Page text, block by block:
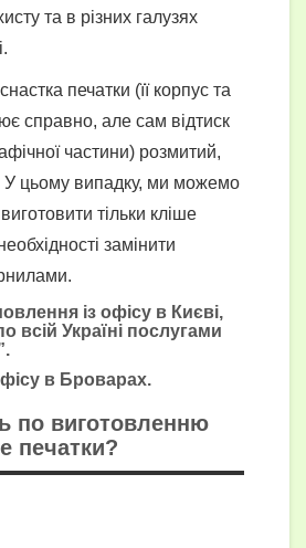
та в різних галузях
печатки (її корпус та
справно, але сам відтиск
частини) розмитий,
У цьому випадку, ми можемо
тільки кліше
замінити
із офісу в Києві,
всій Україні послугами
в Броварах.
по виготовленню
печатки?